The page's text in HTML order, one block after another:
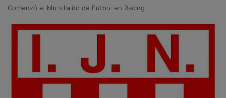
Comenzó el Mundialito de Fútbol en Racing